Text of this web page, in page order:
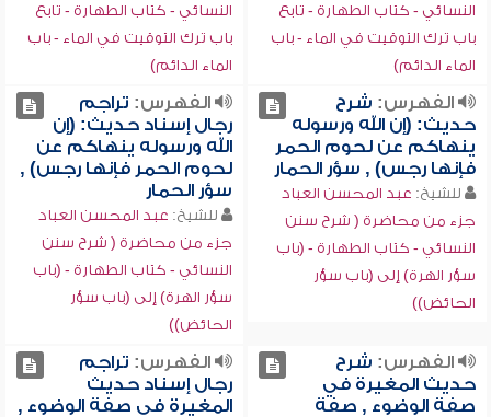
النسائي - كتاب الطهارة - تابع
باب ترك التوقيت في الماء - باب
الماء الدائم)
النسائي - كتاب الطهارة - تابع
باب ترك التوقيت في الماء - باب
الماء الدائم)
الفهرس: شرح
حديث: (إن الله ورسوله
ينهاكم عن لحوم الحمر
فإنها رجس) , سؤر الحمار
للشيخ: عبد المحسن العباد
جزء من محاضرة ( شرح سنن
النسائي - كتاب الطهارة - (باب
سؤر الهرة) إلى (باب سؤر
الحائض))
الفهرس: تراجم
رجال إسناد حديث: (إن
الله ورسوله ينهاكم عن
لحوم الحمر فإنها رجس) ,
سؤر الحمار
للشيخ: عبد المحسن العباد
جزء من محاضرة ( شرح سنن
النسائي - كتاب الطهارة - (باب
سؤر الهرة) إلى (باب سؤر
الحائض))
الفهرس: شرح
حديث المغيرة في
صفة الوضوء , صفة
الفهرس: تراجم
رجال إسناد حديث
المغيرة في صفة الوضوء ,